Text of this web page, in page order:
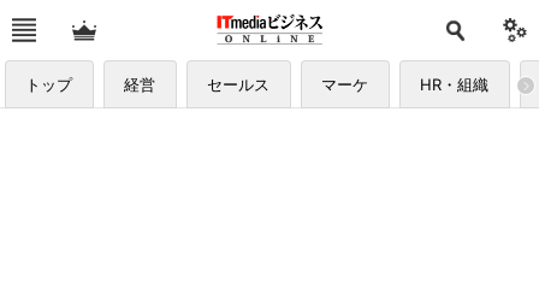
トップ 経営 セールス マーケ HR・組織